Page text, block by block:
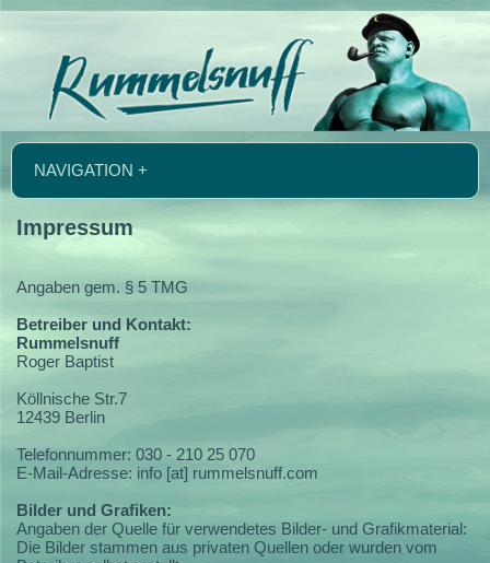
NAVIGATION +
Impressum
Angaben gem. § 5 TMG
Betreiber und Kontakt:
Rummelsnuff
Roger Baptist
Köllnische Str.7
12439 Berlin
Telefonnummer: 030 - 210 25 070
E-Mail-Adresse: info [at] rummelsnuff.com
Bilder und Grafiken:
Angaben der Quelle für verwendetes Bilder- und Grafikmaterial:
Die Bilder stammen aus privaten Quellen oder wurden vom